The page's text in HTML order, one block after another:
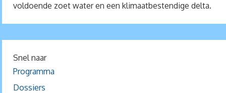
voldoende zoet water en een klimaatbestendige delta.
Snel naar
Programma
Dossiers